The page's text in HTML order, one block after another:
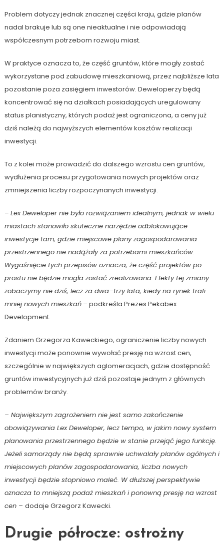
Problem dotyczy jednak znacznej części kraju, gdzie planów
nadal brakuje lub są one nieaktualne i nie odpowiadają
współczesnym potrzebom rozwoju miast.
W praktyce oznacza to, że część gruntów, które mogły zostać
wykorzystane pod zabudowę mieszkaniową, przez najbliższe lata
pozostanie poza zasięgiem inwestorów. Deweloperzy będą
koncentrować się na działkach posiadających uregulowany
status planistyczny, których podaż jest ograniczona, a ceny już
dziś należą do najwyższych elementów kosztów realizacji
inwestycji.
To z kolei może prowadzić do dalszego wzrostu cen gruntów,
wydłużenia procesu przygotowania nowych projektów oraz
zmniejszenia liczby rozpoczynanych inwestycji.
– Lex Deweloper nie było rozwiązaniem idealnym, jednak w wielu
miastach stanowiło skuteczne narzędzie odblokowujące
inwestycje tam, gdzie miejscowe plany zagospodarowania
przestrzennego nie nadążały za potrzebami mieszkańców.
Wygaśnięcie tych przepisów oznacza, że część projektów po
prostu nie będzie mogła zostać zrealizowana. Efekty tej zmiany
zobaczymy nie dziś, lecz za dwa–trzy lata, kiedy na rynek trafi
mniej nowych mieszkań– podkreśla Prezes Pekabex
Development.
Zdaniem Grzegorza Kaweckiego, ograniczenie liczby nowych
inwestycji może ponownie wywołać presję na wzrost cen,
szczególnie w największych aglomeracjach, gdzie dostępność
gruntów inwestycyjnych już dziś pozostaje jednym z głównych
problemów branży.
– Największym zagrożeniem nie jest samo zakończenie
obowiązywania Lex Deweloper, lecz tempo, w jakim nowy system
planowania przestrzennego będzie w stanie przejąć jego funkcję.
Jeżeli samorządy nie będą sprawnie uchwalały planów ogólnych i
miejscowych planów zagospodarowania, liczba nowych
inwestycji będzie stopniowo maleć. W dłuższej perspektywie
oznacza to mniejszą podaż mieszkań i ponowną presję na wzrost
cen – dodaje Grzegorz Kawecki.
Drugie półrocze: ostrożny